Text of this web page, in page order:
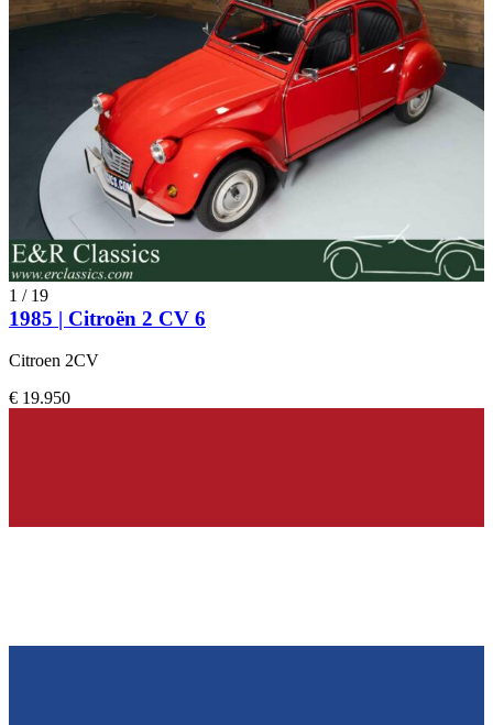
1 / 19
1985 | Citroën 2 CV 6
Citroen 2CV
€ 19.950